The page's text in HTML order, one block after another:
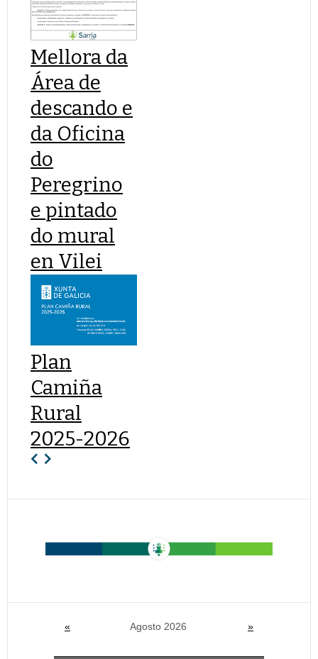
Mellora da
Área de
descando e
da Oficina
do
Peregrino
e pintado
do mural
en Vilei
Plan
Camiña
Rural
2025-2026
« Agosto 2026 »